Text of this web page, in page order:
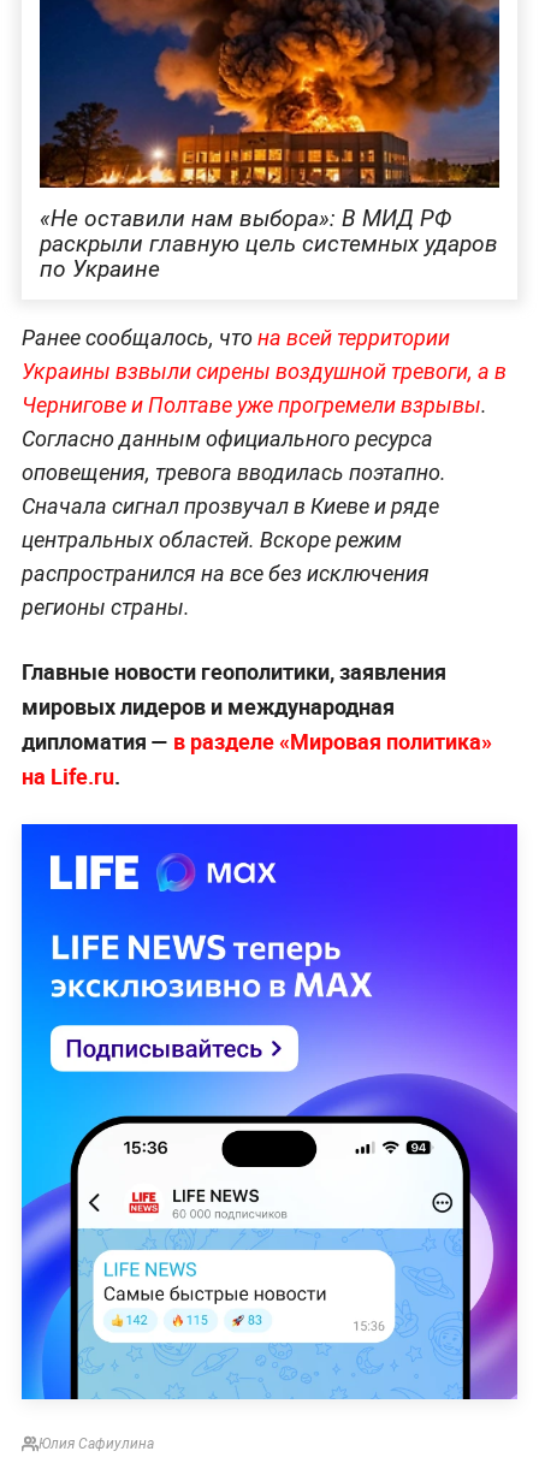
«Не оставили нам выбора»: В МИД РФ
раскрыли главную цель системных ударов
по Украине
Ранее сообщалось, чтона всей территории
Украины взвыли сирены воздушной тревоги, а в
Чернигове и Полтаве уже прогремели взрывы.
Согласно данным официального ресурса
оповещения, тревога вводилась поэтапно.
Сначала сигнал прозвучал в Киеве и ряде
центральных областей. Вскоре режим
распространился на все без исключения
регионы страны.
Главные новости геополитики, заявления
мировых лидеров и международная
дипломатия — в разделе «Мировая политика»
на Life.ru.
Юлия Сафиулина